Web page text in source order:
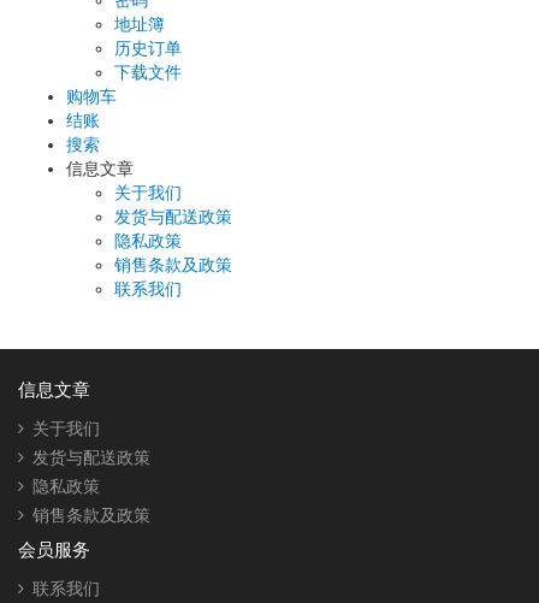
地址簿
历史订单
下载文件
购物车
结账
搜索
信息文章
关于我们
发货与配送政策
隐私政策
销售条款及政策
联系我们
信息文章
关于我们
发货与配送政策
隐私政策
销售条款及政策
会员服务
联系我们